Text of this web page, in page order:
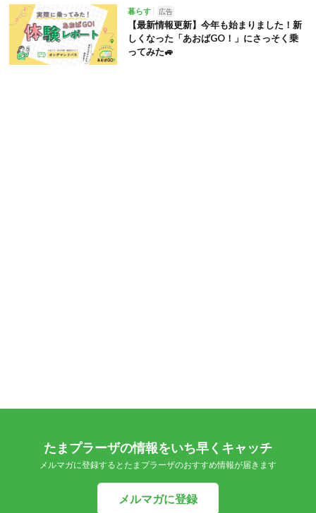
暮らす 広告
【最新情報更新】今年も始まりました！新
しくなった「あおばGO！」にさっそく乗
ってみた🚙
たまプラーザの情報をいち早くキャッチ
メルマガに登録するとたまプラーザのおすすめ情報が届きます
メルマガに登録